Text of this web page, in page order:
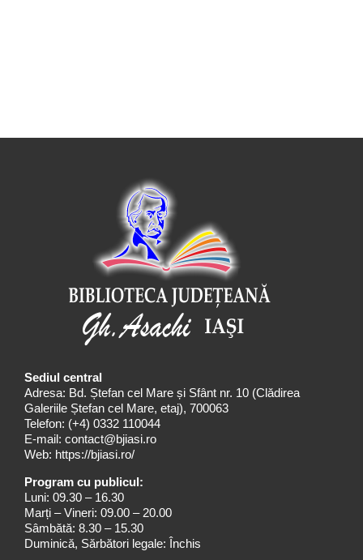
Sediul central
Adresa: Bd. Ștefan cel Mare și Sfânt nr. 10 (Clădirea
Galeriile Ștefan cel Mare, etaj), 700063
Telefon: (+4) 0332 110044
E-mail: contact@bjiasi.ro
Web: https://bjiasi.ro/
Program cu publicul:
Luni: 09.30 – 16.30
Marți – Vineri: 09.00 – 20.00
Sâmbătă: 8.30 – 15.30
Duminică, Sărbători legale: Închis